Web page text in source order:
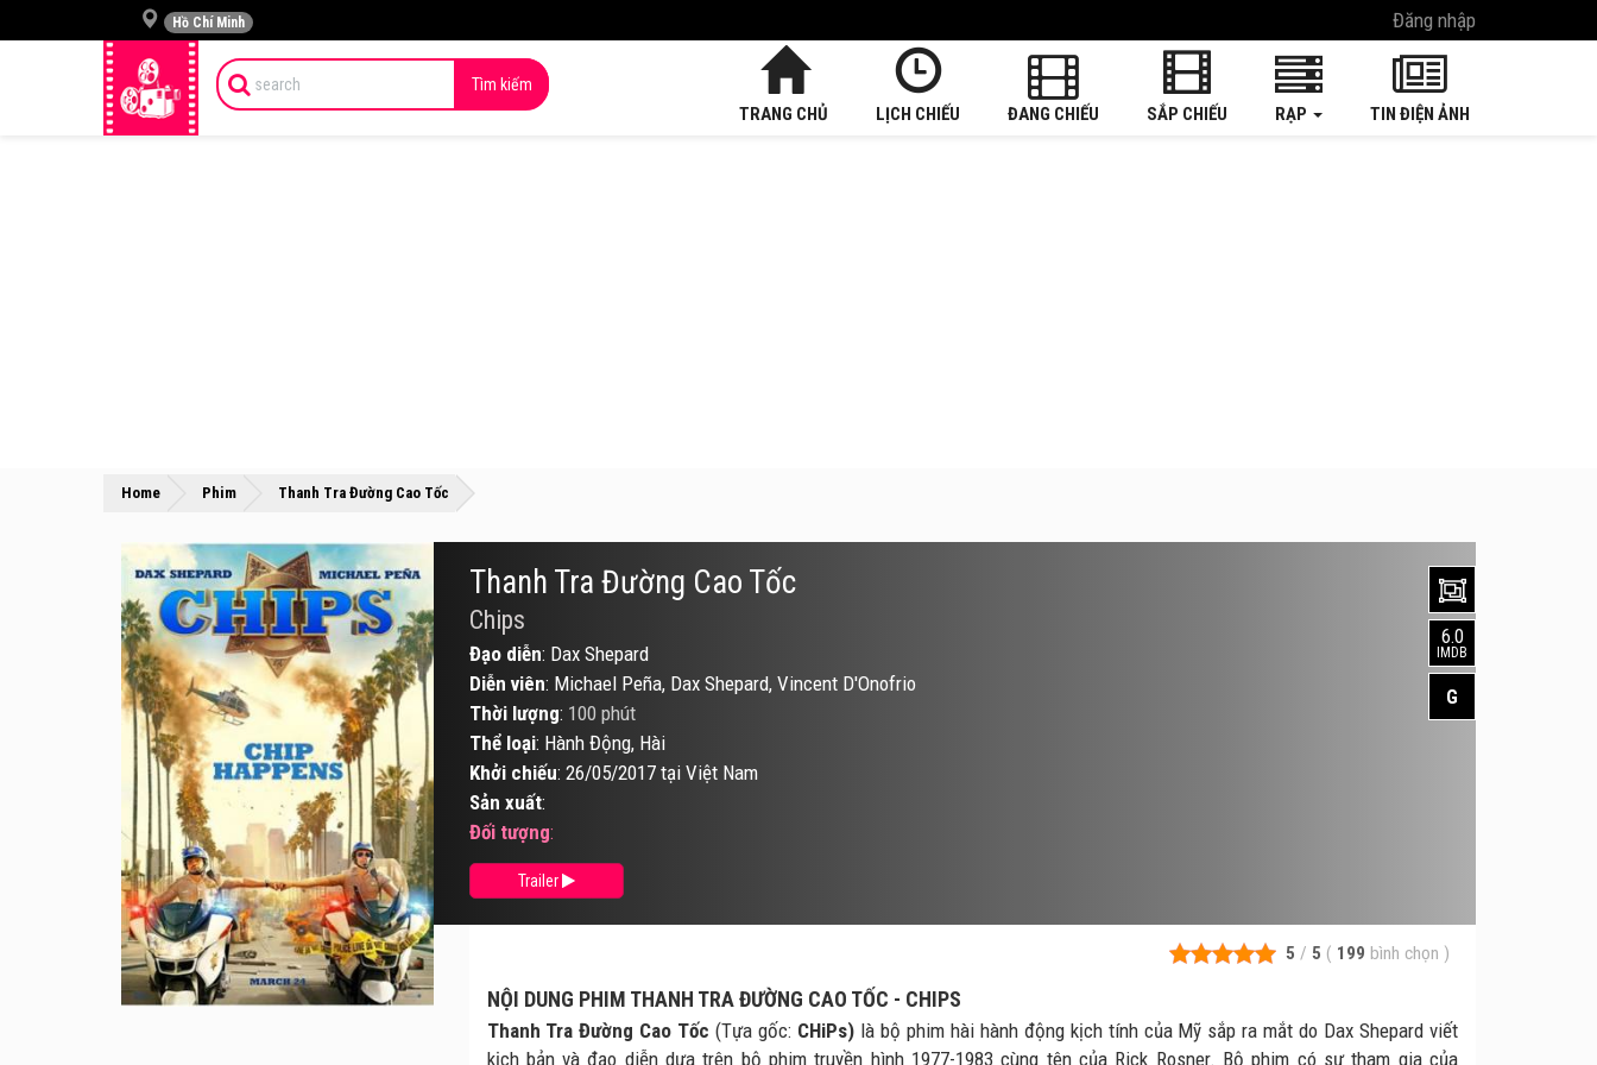
Hồ Chí Minh Đăng nhập
Tìm kiếm
TRANG CHỦ LỊCH CHIẾU ĐANG CHIẾU SẮP CHIẾU RẠP TIN ĐIỆN ẢNH
Home »
Phim »
Thanh Tra Đường Cao Tốc
5 / 5 ( 199 bình chọn )
NỘI DUNG PHIM THANH TRA ĐƯỜNG CAO TỐC - CHIPS
Thanh Tra Đường Cao Tốc (Tựa gốc: CHiPs) là bộ phim hài hành động kịch tính của Mỹ sắp ra mắt do Dax Shepard viết
kịch bản và đạo diễn dựa trên bộ phim truyền hình 1977-1983 cùng tên của Rick Rosner. Bộ phim có sự tham gia của
Thanh Tra Đường Cao Tốc
Chips
Đạo diễn: Dax Shepard
Diễn viên: Michael Peña, Dax Shepard, Vincent D'Onofrio
Thời lượng: 100 phút
Thể loại: Hành Động, Hài
Khởi chiếu: 26/05/2017 tại Việt Nam
Sản xuất:
Đối tượng:
Trailer
6.0
IMDB
G